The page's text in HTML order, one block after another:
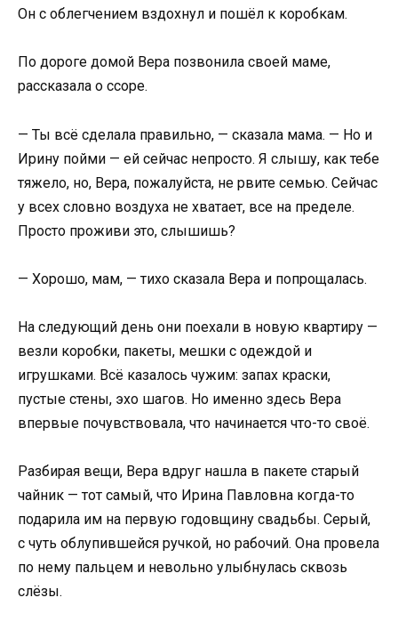
Он с облегчением вздохнул и пошёл к коробкам.
По дороге домой Вера позвонила своей маме,
рассказала о ссоре.
— Ты всё сделала правильно, — сказала мама. — Но и
Ирину пойми — ей сейчас непросто. Я слышу, как тебе
тяжело, но, Вера, пожалуйста, не рвите семью. Сейчас
у всех словно воздуха не хватает, все на пределе.
Просто проживи это, слышишь?
— Хорошо, мам, — тихо сказала Вера и попрощалась.
На следующий день они поехали в новую квартиру —
везли коробки, пакеты, мешки с одеждой и
игрушками. Всё казалось чужим: запах краски,
пустые стены, эхо шагов. Но именно здесь Вера
впервые почувствовала, что начинается что-то своё.
Разбирая вещи, Вера вдруг нашла в пакете старый
чайник — тот самый, что Ирина Павловна когда-то
подарила им на первую годовщину свадьбы. Серый,
с чуть облупившейся ручкой, но рабочий. Она провела
по нему пальцем и невольно улыбнулась сквозь
слёзы.